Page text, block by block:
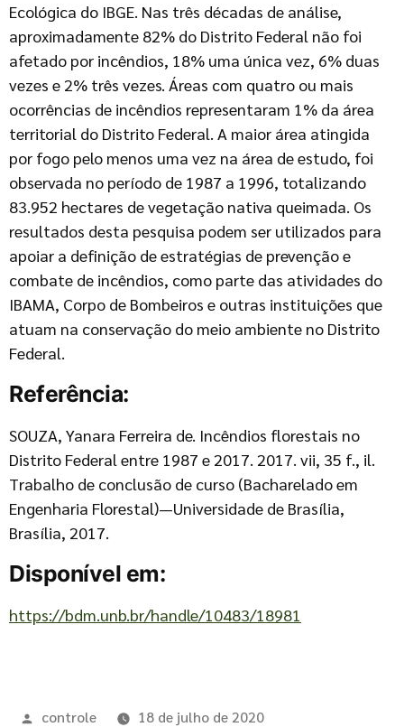
Ecológica do IBGE. Nas três décadas de análise,
aproximadamente 82% do Distrito Federal não foi
afetado por incêndios, 18% uma única vez, 6% duas
vezes e 2% três vezes. Áreas com quatro ou mais
ocorrências de incêndios representaram 1% da área
territorial do Distrito Federal. A maior área atingida
por fogo pelo menos uma vez na área de estudo, foi
observada no período de 1987 a 1996, totalizando
83.952 hectares de vegetação nativa queimada. Os
resultados desta pesquisa podem ser utilizados para
apoiar a definição de estratégias de prevenção e
combate de incêndios, como parte das atividades do
IBAMA, Corpo de Bombeiros e outras instituições que
atuam na conservação do meio ambiente no Distrito
Federal.
Referência:
SOUZA, Yanara Ferreira de. Incêndios florestais no
Distrito Federal entre 1987 e 2017. 2017. vii, 35 f., il.
Trabalho de conclusão de curso (Bacharelado em
Engenharia Florestal)—Universidade de Brasília,
Brasília, 2017.
Disponível em:
https://bdm.unb.br/handle/10483/18981
controle
18 de julho de 2020